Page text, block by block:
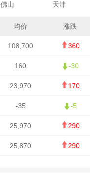
佛山 天津
均价 涨跌
108,700 360
160 -30
23,970 170
-35 -5
25,970 290
25,870 290